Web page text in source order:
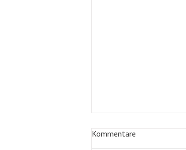
Kommentare